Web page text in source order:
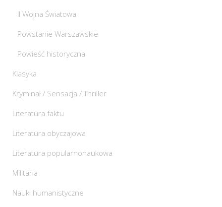
II Wojna Światowa
Powstanie Warszawskie
Powieść historyczna
Klasyka
Kryminał / Sensacja / Thriller
Literatura faktu
Literatura obyczajowa
Literatura popularnonaukowa
Militaria
Nauki humanistyczne